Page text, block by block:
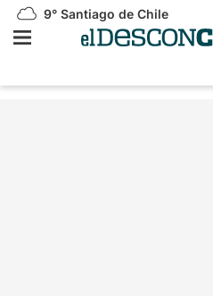
9° Santiago de Chile